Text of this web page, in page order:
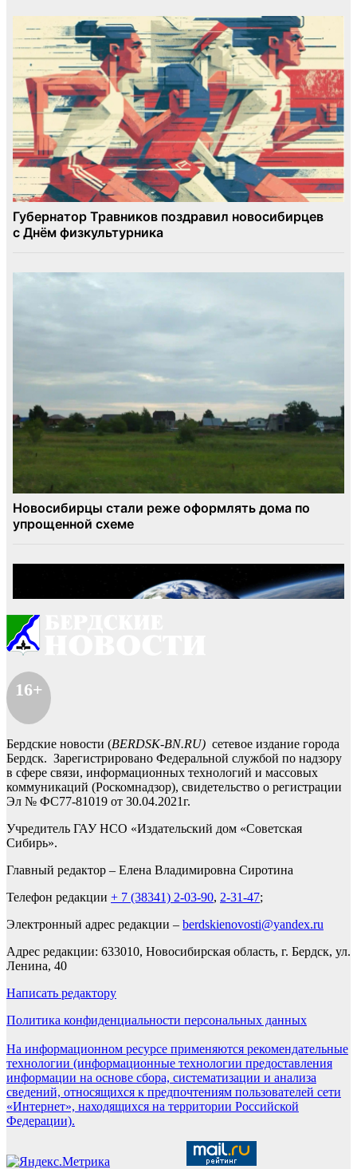
16+
Бердские новости (BERDSK-BN.RU) сетевое издание города
Бердск. Зарегистрировано Федеральной службой по надзору
в сфере связи, информационных технологий и массовых
коммуникаций (Роскомнадзор), свидетельство о регистрации
Эл № ФС77-81019 от 30.04.2021г.
Учредитель ГАУ НСО «Издательский дом «Советская
Сибирь».
Главный редактор – Елена Владимировна Сиротина
Телефон редакции + 7 (38341) 2-03-90, 2-31-47;
Электронный адрес редакции – berdskienovosti@yandex.ru
Адрес редакции: 633010, Новосибирская область, г. Бердск, ул.
Ленина, 40
Написать редактору
Политика конфиденциальности персональных данных
На информационном ресурсе применяются рекомендательные
технологии (информационные технологии предоставления
информации на основе сбора, систематизации и анализа
сведений, относящихся к предпочтениям пользователей сети
«Интернет», находящихся на территории Российской
Федерации).